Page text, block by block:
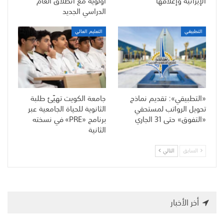
الدراسي الجديد
التطبيقي
«التطبيقي»: تقديم نماذج
تحويل الرواتب لمستحقي
«التفوق» حتى 31 الجاري
التعليم العالي
جامعة الكويت تهيّئ طلبة
الثانوية للحياة الجامعية عبر
برنامج «PRE» في نسخته
الثانية
السابق التالي
أخر الأخبار